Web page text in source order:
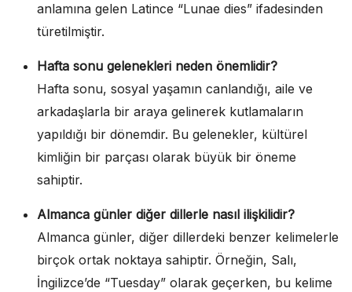
anlamına gelen Latince “Lunae dies” ifadesinden
türetilmiştir.
Hafta sonu gelenekleri neden önemlidir?
Hafta sonu, sosyal yaşamın canlandığı, aile ve
arkadaşlarla bir araya gelinerek kutlamaların
yapıldığı bir dönemdir. Bu gelenekler, kültürel
kimliğin bir parçası olarak büyük bir öneme
sahiptir.
Almanca günler diğer dillerle nasıl ilişkilidir?
Almanca günler, diğer dillerdeki benzer kelimelerle
birçok ortak noktaya sahiptir. Örneğin, Salı,
İngilizce’de “Tuesday” olarak geçerken, bu kelime